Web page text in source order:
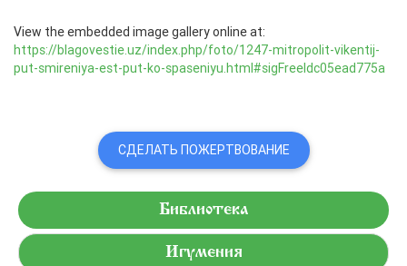
View the embedded image gallery online at:
https://blagovestie.uz/index.php/foto/1247-mitropolit-vikentij-
put-smireniya-est-put-ko-spaseniyu.html#sigFreeIdc05ead775a
СДЕЛАТЬ ПОЖЕРТВОВАНИЕ
Библиотека
Игумения